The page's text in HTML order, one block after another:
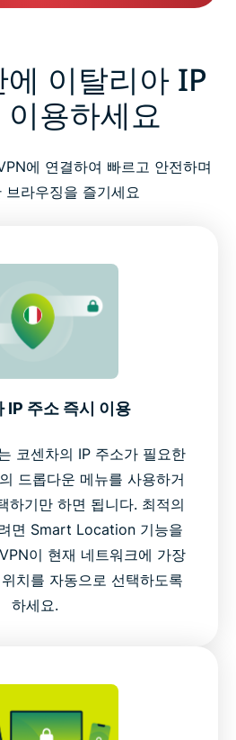
이탈리아 IP
용하세요
에 연결하여 빠르고 안전하며
브라우징을 즐기세요
IP 주소 즉시 이용
코센차의 IP 주소가 필요한
드롭다운 메뉴를 사용하거
하기만 하면 됩니다. 최적의
면 Smart Location 기능을
이 현재 네트워크에 가장
치를 자동으로 선택하도록
하세요.